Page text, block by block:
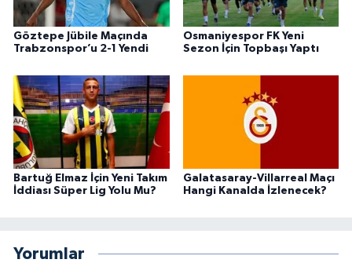
Göztepe Jübile Maçında
Trabzonspor’u 2-1 Yendi
Osmaniyespor FK Yeni
Sezon İçin Topbaşı Yaptı
Bartuğ Elmaz İçin Yeni Takım
İddiası Süper Lig Yolu Mu?
Galatasaray-Villarreal Maçı
Hangi Kanalda İzlenecek?
Yorumlar